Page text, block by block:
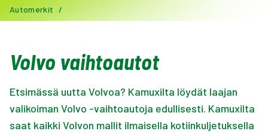
Automerkit /
Volvo vaihtoautot
Etsimässä uutta Volvoa? Kamuxilta löydät laajan
valikoiman Volvo -vaihtoautoja edullisesti. Kamuxilta
saat kaikki Volvon mallit ilmaisella kotiinkuljetuksella